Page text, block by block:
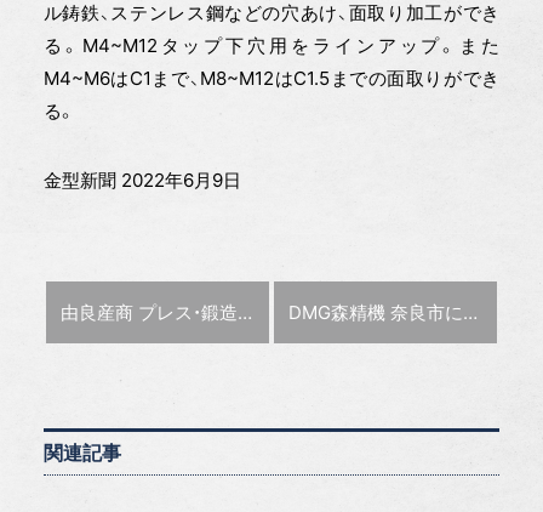
ル鋳鉄、ステンレス鋼などの穴あけ、面取り加工ができ
る。M4~M12タップ下穴用をラインアップ。また
M4~M6はC1まで、M8~M12はC1.5までの面取りができ
る。
金型新聞 2022年6月9日
前の記事 :
由良産商 プレス・鍛造金型の長寿命化実現する超強度六角穴付ボルトを発売 次の記事 :
DMG森精機 奈良市に本社移転、今年7月から
関連記事